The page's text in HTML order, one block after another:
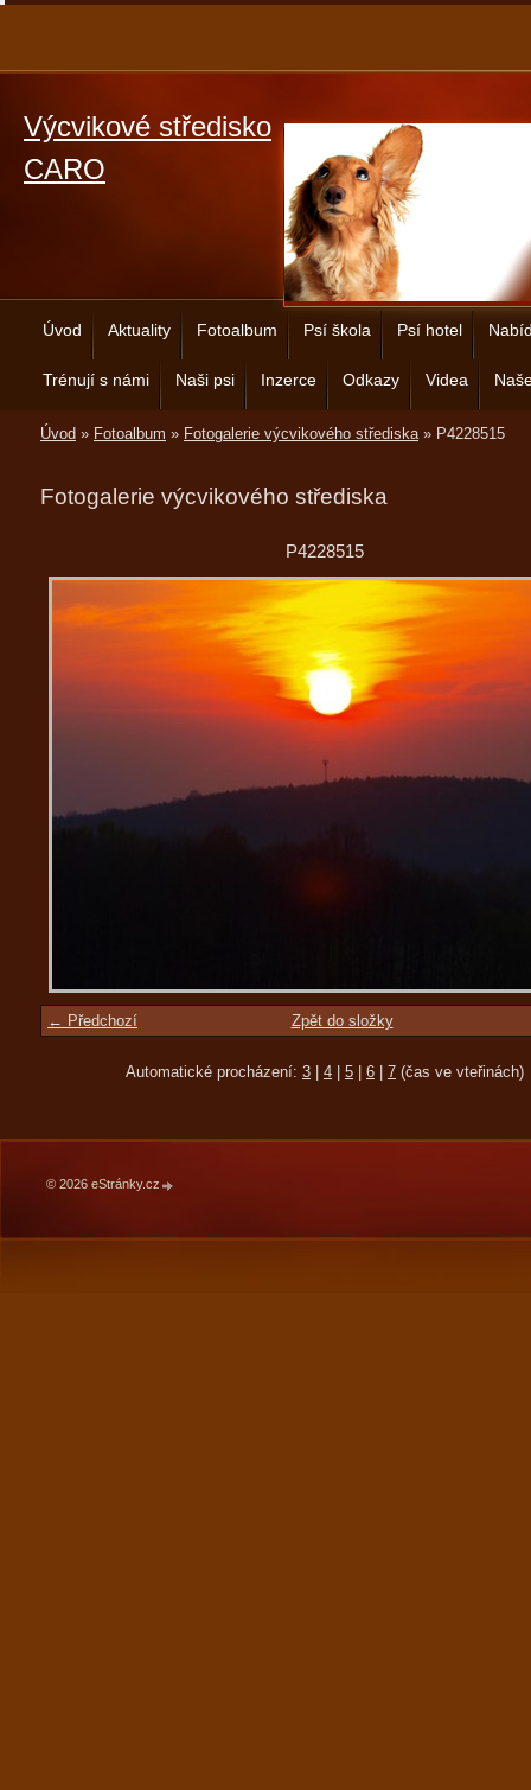
Výcvikové středisko
CARO
Úvod Aktuality Fotoalbum Psí škola Psí hotel
Trénují s námi Naši psi Inzerce Odkazy Videa
Úvod » Fotoalbum » Fotogalerie výcvikového střediska» P4228515
Fotogalerie výcvikového střediska
P4228515
← Předchozí Zpět do složky
Automatické procházení: 3 4 5 6 7 (čas ve vteřinách)
© 2026 eStránky.cz